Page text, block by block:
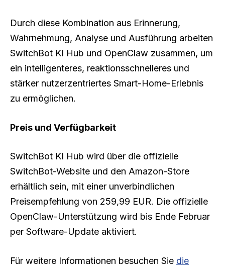
Durch diese Kombination aus Erinnerung,
Wahrnehmung, Analyse und Ausführung arbeiten
SwitchBot KI Hub und OpenClaw zusammen, um
ein intelligenteres, reaktionsschnelleres und
stärker nutzerzentriertes Smart-Home-Erlebnis
zu ermöglichen.
Preis und Verfügbarkeit
SwitchBot KI Hub wird über die offizielle
SwitchBot-Website und den Amazon-Store
erhältlich sein, mit einer unverbindlichen
Preisempfehlung von 259,99 EUR. Die offizielle
OpenClaw-Unterstützung wird bis Ende Februar
per Software-Update aktiviert.
Für weitere Informationen besuchen Sie die